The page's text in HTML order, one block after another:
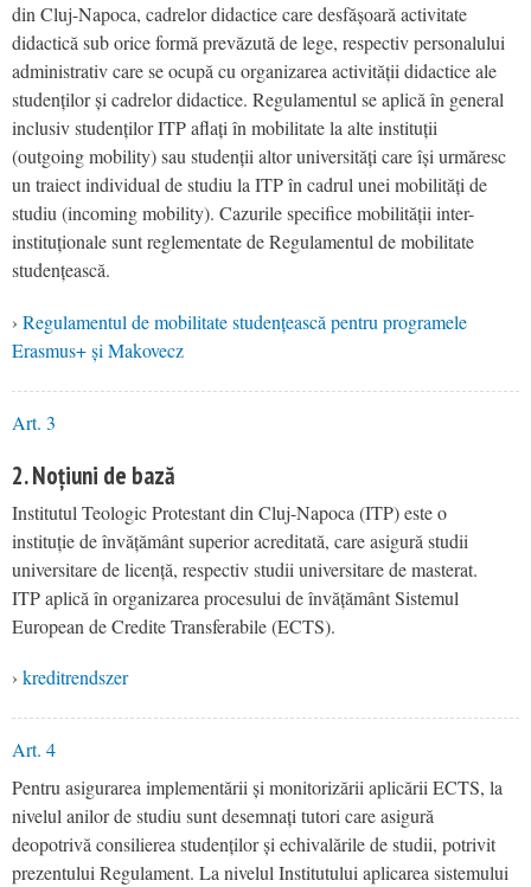
din Cluj-Napoca, cadrelor didactice care desfășoară activitate
didactică sub orice formă prevăzută de lege, respectiv personalului
administrativ care se ocupă cu organizarea activității didactice ale
studenților și cadrelor didactice. Regulamentul se aplică în general
inclusiv studenților ITP aflați în mobilitate la alte instituții
(outgoing mobility) sau studenții altor universități care își urmăresc
un traiect individual de studiu la ITP în cadrul unei mobilități de
studiu (incoming mobility). Cazurile specifice mobilității inter-
instituționale sunt reglementate de Regulamentul de mobilitate
studențească.
› Regulamentul de mobilitate studențească pentru programele
Erasmus+ și Makovecz
Art. 3
2. Noțiuni de bază
Institutul Teologic Protestant din Cluj-Napoca (ITP) este o
instituție de învățământ superior acreditată, care asigură studii
universitare de licență, respectiv studii universitare de masterat.
ITP aplică în organizarea procesului de învățământ Sistemul
European de Credite Transferabile (ECTS).
› kreditrendszer
Art. 4
Pentru asigurarea implementării și monitorizării aplicării ECTS, la
nivelul anilor de studiu sunt desemnați tutori care asigură
deopotrivă consilierea studenților și echivalările de studii, potrivit
prezentului Regulament. La nivelul Institutului aplicarea sistemului